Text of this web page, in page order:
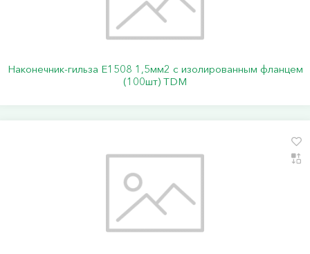
Наконечник-гильза Е1508 1,5мм2 с изолированным фланцем
(100шт) TDM